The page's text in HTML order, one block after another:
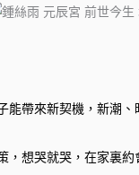
能帶來新契機，新潮
，想哭就哭，在家裏約